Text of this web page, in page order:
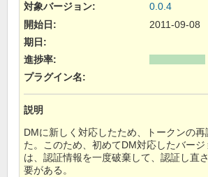
対象バージョン:
0.0.4
開始日:
2011-09-08
期日:
進捗率:
プラグイン名:
説明
DMに新しく対応したため、トークンの再
た。このため、初めてDM対応したバージ
は、認証情報を一度破棄して、認証し直
要がある。